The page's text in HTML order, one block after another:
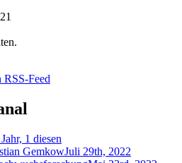
RSS-Feed
1 diesen
GemkowJuli 29th, 2022